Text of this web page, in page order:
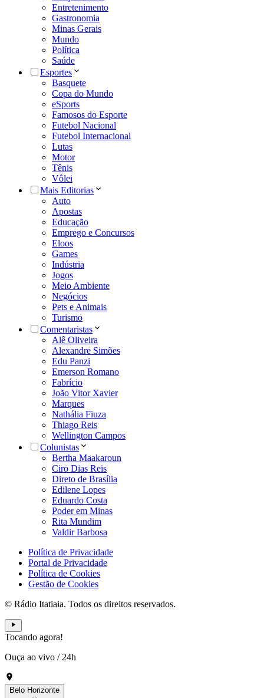
Entretenimento
Gastronomia
Minas Gerais
Mundo
Política
Saúde
Esportes
Basquete
Copa do Mundo
eSports
Famosos do Esporte
Futebol Nacional
Futebol Internacional
Lutas
Motor
Tênis
Vôlei
Mais Editorias
Auto
Apostas
Educação
Emprego e Concursos
Eloos
Games
Indústria
Jogos
Meio Ambiente
Negócios
Pets e Animais
Turismo
Comentaristas
Alê Oliveira
Alexandre Simões
Edu Panzi
Emerson Romano
Fabrício
João Vitor Xavier
Marques
Nathália Fiuza
Thiago Reis
Wellington Campos
Colunistas
Bertha Maakaroun
Ciro Dias Reis
Direto de Brasília
Edilene Lopes
Eduardo Costa
Poder em Minas
Rita Mundim
Valdir Barbosa
Política de Privacidade
Portal de Privacidade
Política de Cookies
Gestão de Cookies
© Rádio Itatiaia. Todos os direitos reservados.
Tocando agora!
Ouça ao vivo /24h
Belo Horizonte